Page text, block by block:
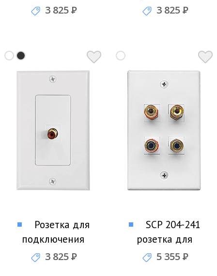
акустики SCP 202D-
3 825Р
подключения
3 825Р
Розетка для
подключения
сабвуфера SCP 201D-
3 825Р
SCP 204-241
розетка для
подключения двух
5 355Р